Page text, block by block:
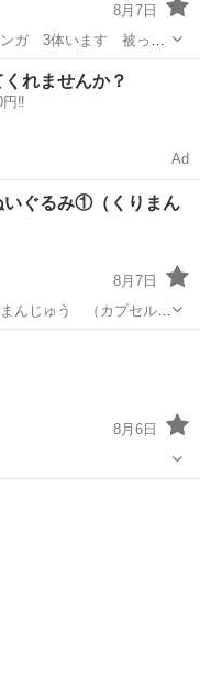
8月7日
ちい
くれませんか？
‼️
Ad
ぐるみ①（くりまん
8月7日
な方のみ連絡下さい
8月6日